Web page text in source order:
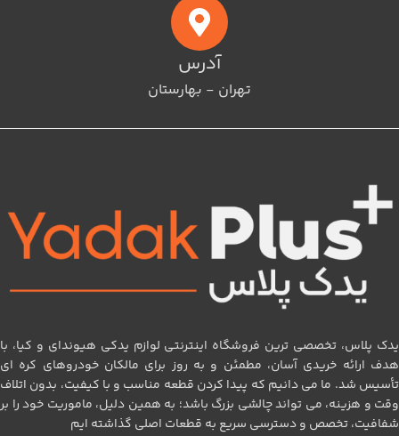
آدرس
تهران - بهارستان
یدک پلاس، تخصصی‌ ترین فروشگاه اینترنتی لوازم یدکی هیوندای و کیا، با
هدف ارائه خریدی آسان، مطمئن و به‌ روز برای مالکان خودروهای کره‌ ای
تأسیس شد. ما می‌ دانیم که پیدا کردن قطعه مناسب و با کیفیت، بدون اتلاف
وقت و هزینه، می‌ تواند چالشی بزرگ باشد؛ به همین دلیل، ماموریت خود را بر
شفافیت، تخصص و دسترسی سریع به قطعات اصلی گذاشته‌ ایم